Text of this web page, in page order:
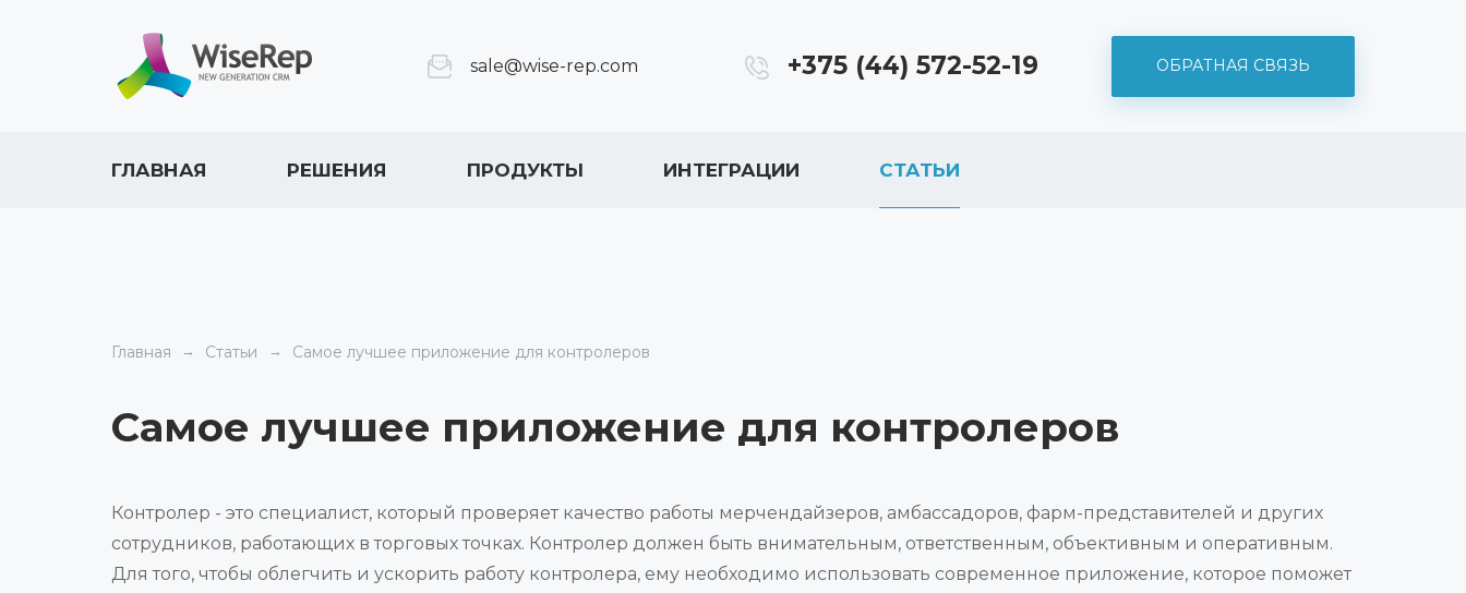
sale@wise-rep.com +375 (44) 572-52-19 ОБРАТНАЯ СВЯЗЬ
ГЛАВНАЯ РЕШЕНИЯ ПРОДУКТЫ ИНТЕГРАЦИИ СТАТЬИ
Главная Статьи Самое лучшее приложение для контролеров
Самое лучшее приложение для контролеров
Контролер - это специалист, который проверяет качество работы мерчендайзеров, амбассадоров, фарм-представителей и других
сотрудников, работающих в торговых точках. Контролер должен быть внимательным, ответственным, объективным и оперативным.
Для того, чтобы облегчить и ускорить работу контролера, ему необходимо использовать современное приложение, которое поможет